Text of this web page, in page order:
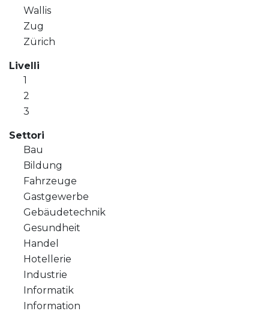
Wallis
Zug
Zürich
Livelli
1
2
3
Settori
Bau
Bildung
Fahrzeuge
Gastgewerbe
Gebäudetechnik
Gesundheit
Handel
Hotellerie
Industrie
Informatik
Information